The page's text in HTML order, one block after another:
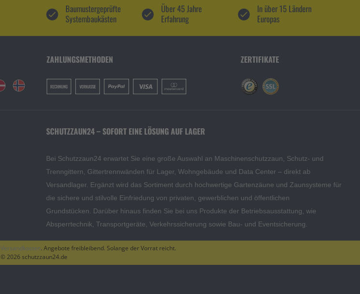
Baumustergeprüfte
Systembaukästen
Über 45 Jahre
Erfahrung
In über 15 Ländern
Europas
ZAHLUNGSMETHODEN ZERTIFIKATE
SCHUTZZAUN24 – SOFORT EINE LÖSUNG AUF LAGER
Bei Schutzzaun24 erwartet Sie eine große Auswahl an Maschinenschutzzaun, Schutz- und
Trenngittern, Gittertrennwänden für Lager, Wohngebäude und Data Center – direkt ab
Versandlager. Ergänzt wird das Sortiment durch hochwertige Gartenzäune und Zaunsysteme für
die sichere und stilvolle Einfriedung von privaten, gewerblichen und öffentlichen
Grundstücken. Darüber hinaus finden Sie bei uns Produkte der Betriebsausstattung, wie
Absperrtechnik, Transportgeräte, Verkehrssicherung sowie Bau- und Eventsicherung.
Versandkosten. Angebote freibleibend. Solange der Vorrat reicht.
© 2026 schutzzaun24.de